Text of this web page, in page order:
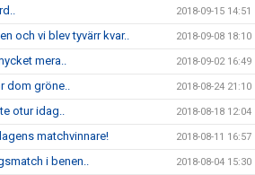
2018-09-15 14:51
och vi blev tyvärr kvar.. 2018-09-08 18:10
mera.. 2018-09-02 16:49
dom gröne.. 2018-08-24 21:10
otur idag.. 2018-08-18 12:04
matchvinnare! 2018-08-11 16:57
i benen.. 2018-08-04 15:30